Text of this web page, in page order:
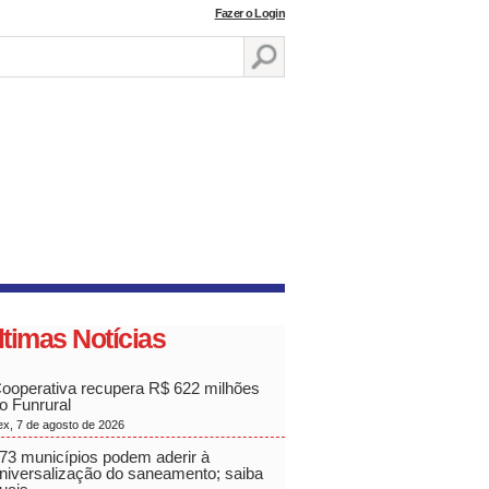
Fazer o Login
Notícias
recupera R$ 622 milhões
Funrural
7 de agosto de 2026
municípios podem aderir à
do saneamento; saiba